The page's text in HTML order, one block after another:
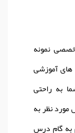
نمونه
های آموزشی
به راحتی
مورد نظر به
به گام درس